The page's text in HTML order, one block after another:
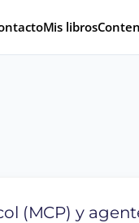
Mis libros
(MCP) y